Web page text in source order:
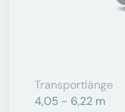
Transportlänge
4,05 - 6,22 m